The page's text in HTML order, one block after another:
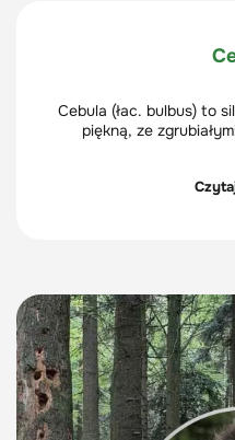
Cebula (łac. bulbus) to
piękną, ze